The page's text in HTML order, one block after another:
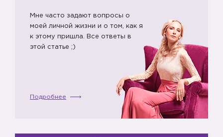
😉
🎁
Мне часто задают вопросы о
моей личной жизни и о том, как я
к этому пришла. Все ответы в
этой статье ;)
Подробнее